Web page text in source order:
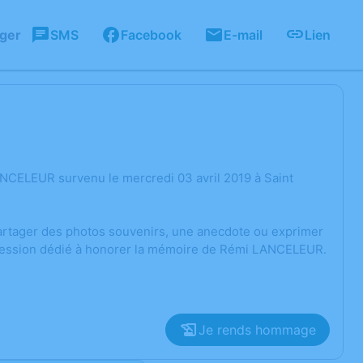
SMS Facebook E-mail Lien
survenu le mercredi 03 avril 2019 à Saint
des photos souvenirs, une anecdote ou exprimer
dédié à honorer la mémoire de Rémi LANCELEUR.
Je rends hommage